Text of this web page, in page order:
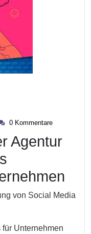
0 Kommentare
Agentur
von Social Media
für Unternehmen